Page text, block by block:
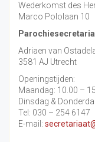
Wederkomst des
Marco Pololaan 10
Adriaen van
3581 AJ Utrecht
Openingstijden:
Maandag: 10.00 –
Dinsdag &
Tel: 030 – 254 6147
E-mail: